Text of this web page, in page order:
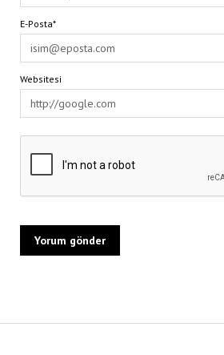
E-Posta*
Websitesi